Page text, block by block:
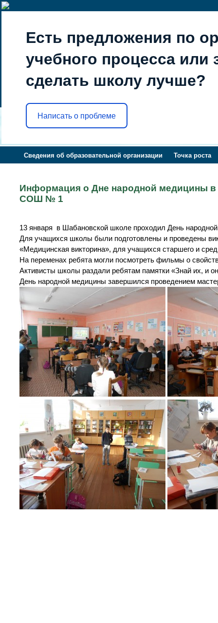
Есть предложения по
учебного процесса или
сделать школу лучше?
Написать о проблеме
Сведения об образовательной организации Точка роста
Информация о Дне народной медицины
СОШ № 1
13 января в Шабановской школе проходил День
Для учащихся школы были подготовлены и проведены
«Медицинская викторина», для учащихся старшего и
На переменах ребята могли посмотреть фильмы о
Активисты школы раздали ребятам памятки «Знай их, и
День народной медицины завершился проведением